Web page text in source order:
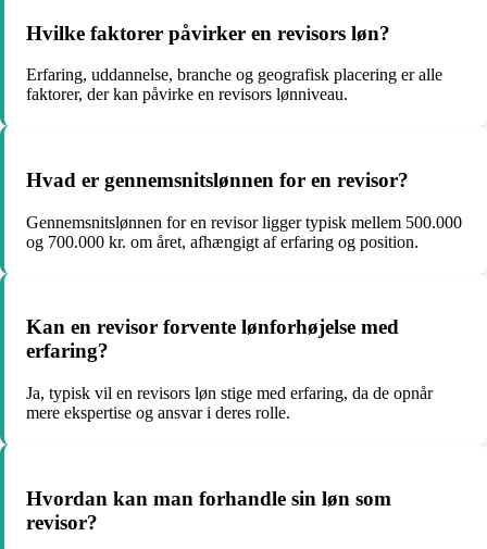
Hvilke faktorer påvirker en revisors løn?
Erfaring, uddannelse, branche og geografisk placering er alle
faktorer, der kan påvirke en revisors lønniveau.
Hvad er gennemsnitslønnen for en revisor?
Gennemsnitslønnen for en revisor ligger typisk mellem 500.000
og 700.000 kr. om året, afhængigt af erfaring og position.
Kan en revisor forvente lønforhøjelse med
erfaring?
Ja, typisk vil en revisors løn stige med erfaring, da de opnår
mere ekspertise og ansvar i deres rolle.
Hvordan kan man forhandle sin løn som
revisor?